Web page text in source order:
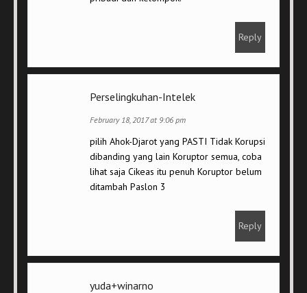
Reply
Perselingkuhan-Intelek
February 18, 2017 at 9:06 pm
pilih Ahok-Djarot yang PASTI Tidak Korupsi
dibanding yang lain Koruptor semua, coba
lihat saja Cikeas itu penuh Koruptor belum
ditambah Paslon 3
Reply
yuda+winarno